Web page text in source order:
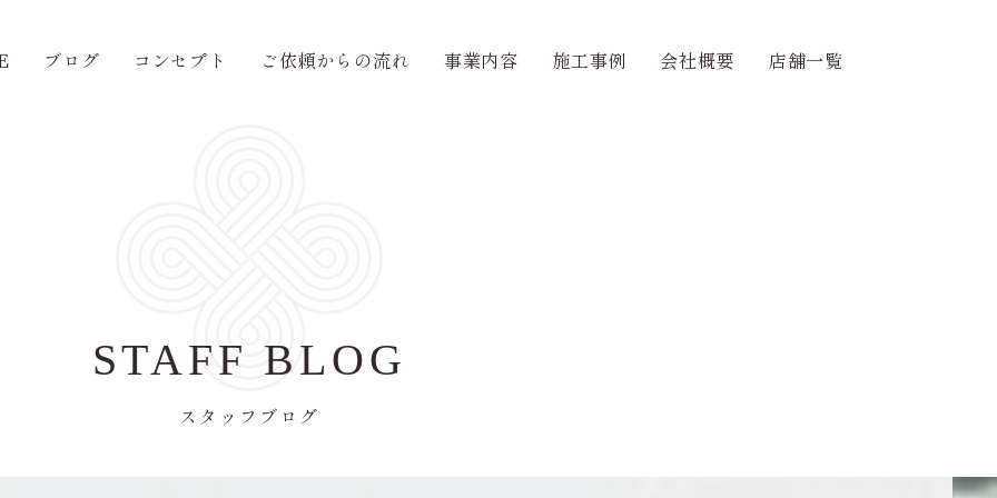
ブログ コンセプト ご依頼からの流れ 事業内容 施工事例 会社概要 店舗一覧
STAFF BLOG
スタッフブログ